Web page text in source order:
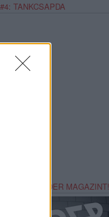
TANKCSAPDA
RECORDER MAGAZINT!